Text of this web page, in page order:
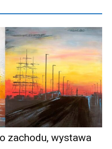
zachodu, wystawa